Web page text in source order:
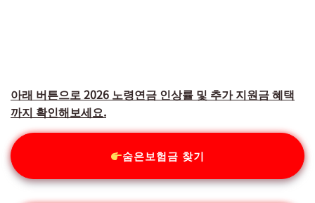
아래 버튼으로 2026 노령연금 인상률 및 추가 지원금 혜택
까지 확인해보세요.
숨은보험금 찾기